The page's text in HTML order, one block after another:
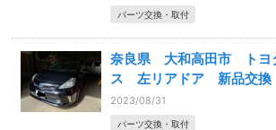
パーツ交換・取付
奈良県 大和高田市 ト
ス 左リアドア 新品交
2023/08/31
パーツ交換・取付